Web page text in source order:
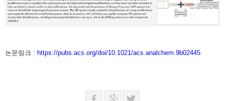
논문링크 : https://pubs.acs.org/doi/10.1021/acs.analchem.9b02445